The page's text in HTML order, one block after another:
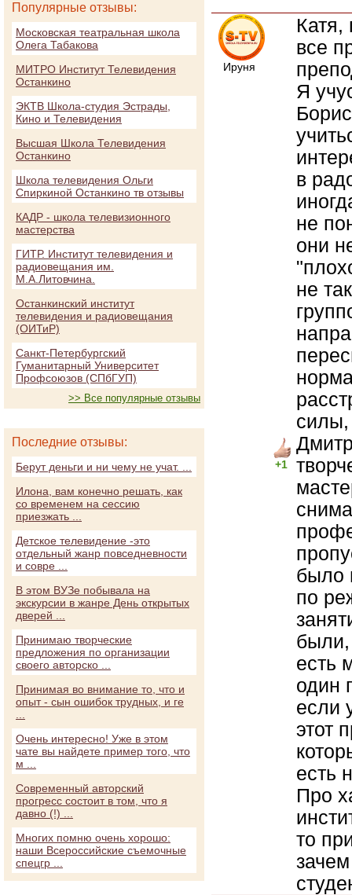
Ируня
+1
Катя,
все
Я
в
не
они
не
силы,
было
по
были,
есть
один
если
этот
есть
Про
то
Популярные отзывы:
Московская театральная школа
Олега Табакова
МИТРО Институт Телевидения
Останкино
ЭКТВ Школа-студия Эстрады,
Кино и Телевидения
Высшая Школа Телевидения
Останкино
Школа телевидения Ольги
Спиркиной Останкино тв отзывы
КАДР - школа телевизионного
мастерства
ГИТР. Институт телевидения и
радиовещания им.
М.А.Литовчина.
Останкинский институт
телевидения и радиовещания
(ОИТиР)
Санкт-Петербургский
Гуманитарный Университет
Профсоюзов (СПбГУП)
>> Все популярные отзывы
Последние отзывы:
Берут деньги и ни чему не учат. ...
Илона, вам конечно решать, как
со временем на сессию
приезжать ...
Детское телевидение -это
отдельный жанр повседневности
и совре ...
В этом ВУЗе побывала на
экскурсии в жанре День открытых
дверей ...
Принимаю творческие
предложения по организации
своего авторско ...
Принимая во внимание то, что и
опыт - сын ошибок трудных, и ге
Очень интересно! Уже в этом
чате вы найдете пример того, что
м ...
Современный авторский
прогресс состоит в том, что я
давно (!) ...
Многих помню очень хорошо:
наши Всероссийские съемочные
спецгр ...